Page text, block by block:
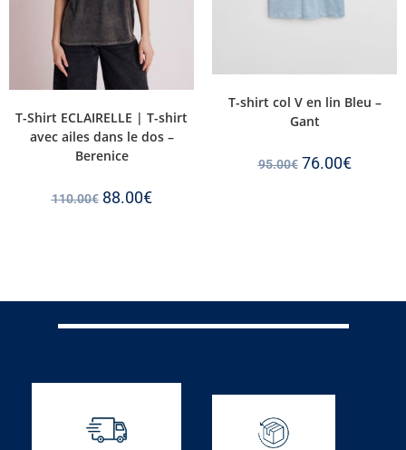
T-Shirt ECLAIRELLE | T-shirt
avec ailes dans le dos –
Berenice
110.00€ 88.00€
T-shirt col V en lin Bleu –
Gant
95.00€ 76.00€